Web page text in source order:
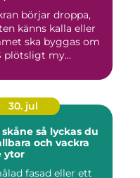
börjar droppa,
känns kalla eller
ska byggas om
plötsligt my...
30. jul
lyckas du
och vackra
ytor
fasad eller ett